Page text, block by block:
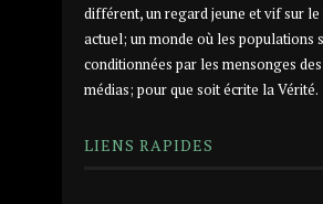
différent, un regard jeune et vif sur le
actuel; un monde où les populations
conditionnées par les mensonges
médias; pour que soit écrite la Vérité.
LIENS RAPIDES